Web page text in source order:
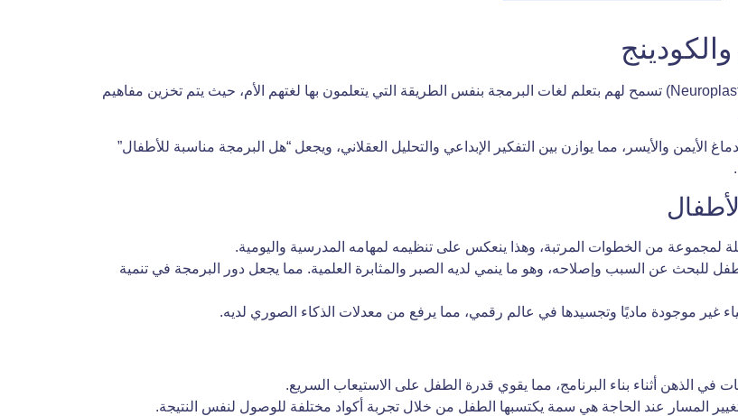
تؤكد الدراسات العصبية أن أدمغة الأطفال تتمتع بمرونة عالية (Neuroplasticity) تسمح لهم بتعلم لغات البرمجة بنفس الطريقة التي يتعلمون بها لغتهم الأم، حيث يتم تخزين مفاهيم
الأيمن والأيسر، مما يوازن بين التفكير الإبداعي والتحليل العقلاني، ويجعل “هل البرمجة مناسبة للأطفال”
لمجموعة من الخطوات المرتبة، وهذا ينعكس على تنظيمه لمهامه المدرسية واليومية.
للبحث عن السبب وإصلاحه، وهو ما ينمي لديه الصبر والمثابرة العلمية. مما يجعل دور البرمجة في تنمية
غير موجودة ماديًا وتجسيدها في عالم رقمي، مما يرفع من معدلات الذكاء الصوري لديه.
في الذهن أثناء بناء البرنامج، مما يقوي قدرة الطفل على الاستيعاب السريع.
المسار عند الحاجة هي سمة يكتسبها الطفل من خلال تجربة أكواد مختلفة للوصول لنفس النتيجة.